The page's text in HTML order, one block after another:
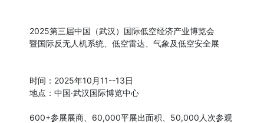
2025第三届中国（武汉）国际低空经济产业博览会
暨国际反无人机系统、低空雷达、气象及低空安全展
时间：2025年10月11--13日
地点：中国·武汉国际博览中心
600+参展展商、60,000平展出面积、50,000人次参观